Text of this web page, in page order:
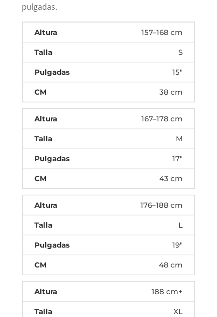
pulgadas.
157–168 cm
S
15"
38 cm
167–178 cm
M
17"
43 cm
176–188 cm
L
19"
48 cm
188 cm+
XL